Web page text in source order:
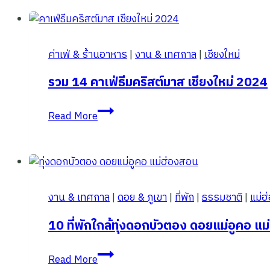
วิธิ
ทาง
Chiang
Flower
Festival
2025”
ค่าเฟ่ & ร้านอาหาร|งาน & เทศกาล|เชียงใหม่
รวม 14 คาเฟ่ธีมคริสต์มาส เชียงใหม่ 2024
Read Moreรวม
14
ธีม
เชียงใหม่
2024
งาน & เทศกาล|ดอย & ภูเขา|ที่พัก|ธรรมชาติ|แม่
10 ที่พักใกล้ทุ่งดอกบัวตอง ดอยแม่อูคอ แ
Read More10